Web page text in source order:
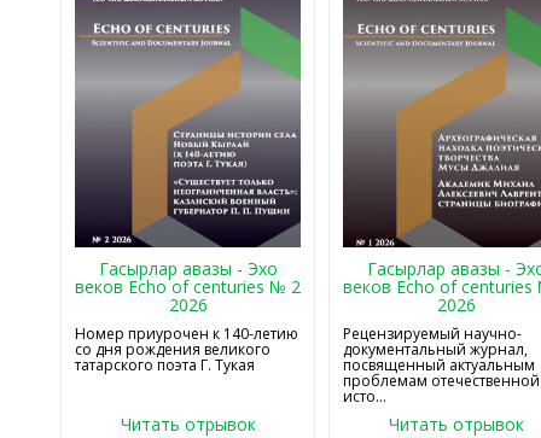
Гасырлар авазы - Эхо
веков Echo of centuries № 2
2026
Номер приурочен к 140-летию
со дня рождения великого
татарского поэта Г. Тукая
Читать отрывок
Гасырлар авазы -
веков Echo of
2026
Рецензируемый научно-
документальный журнал,
посвященный актуальным
проблемам отечественной
исто...
Читать отрывок